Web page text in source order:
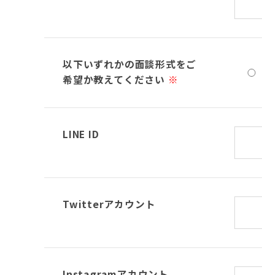
以下いずれかの面談形式をご
希望か教えてください ※
LINE ID
Twitterアカウント